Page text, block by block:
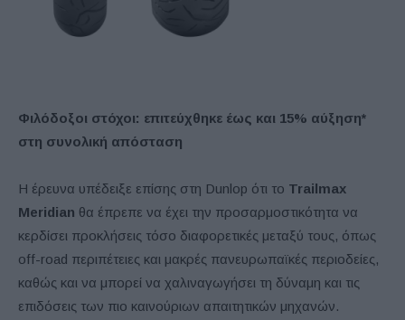
Φιλόδοξοι στόχοι: επιτεύχθηκε έως και 15% αύξηση*
στη συνολική απόσταση
Η έρευνα υπέδειξε επίσης στη Dunlop ότι το Trailmax
Meridian θα έπρεπε να έχει την προσαρμοστικότητα να
κερδίσει προκλήσεις τόσο διαφορετικές μεταξύ τους, όπως
off-road περιπέτειες και μακρές πανευρωπαϊκές περιοδείες,
καθώς και να μπορεί να χαλιναγωγήσει τη δύναμη και τις
επιδόσεις των πιο καινούριων απαιτητικών μηχανών.